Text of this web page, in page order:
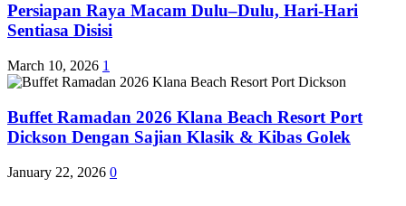
Persiapan Raya Macam Dulu–Dulu, Hari-Hari
Sentiasa Disisi
March 10, 2026 1
Buffet Ramadan 2026 Klana Beach Resort Port
Dickson Dengan Sajian Klasik & Kibas Golek
January 22, 2026 0